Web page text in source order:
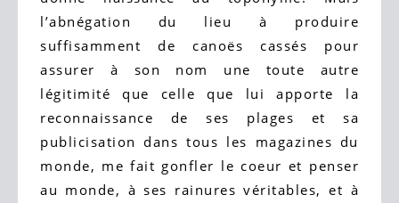
l’abnégation du lieu à produire
suffisamment de canoës cassés pour
assurer à son nom une toute autre
légitimité que celle que lui apporte la
reconnaissance de ses plages et sa
publicisation dans tous les magazines du
monde, me fait gonfler le coeur et penser
au monde, à ses rainures véritables, et à